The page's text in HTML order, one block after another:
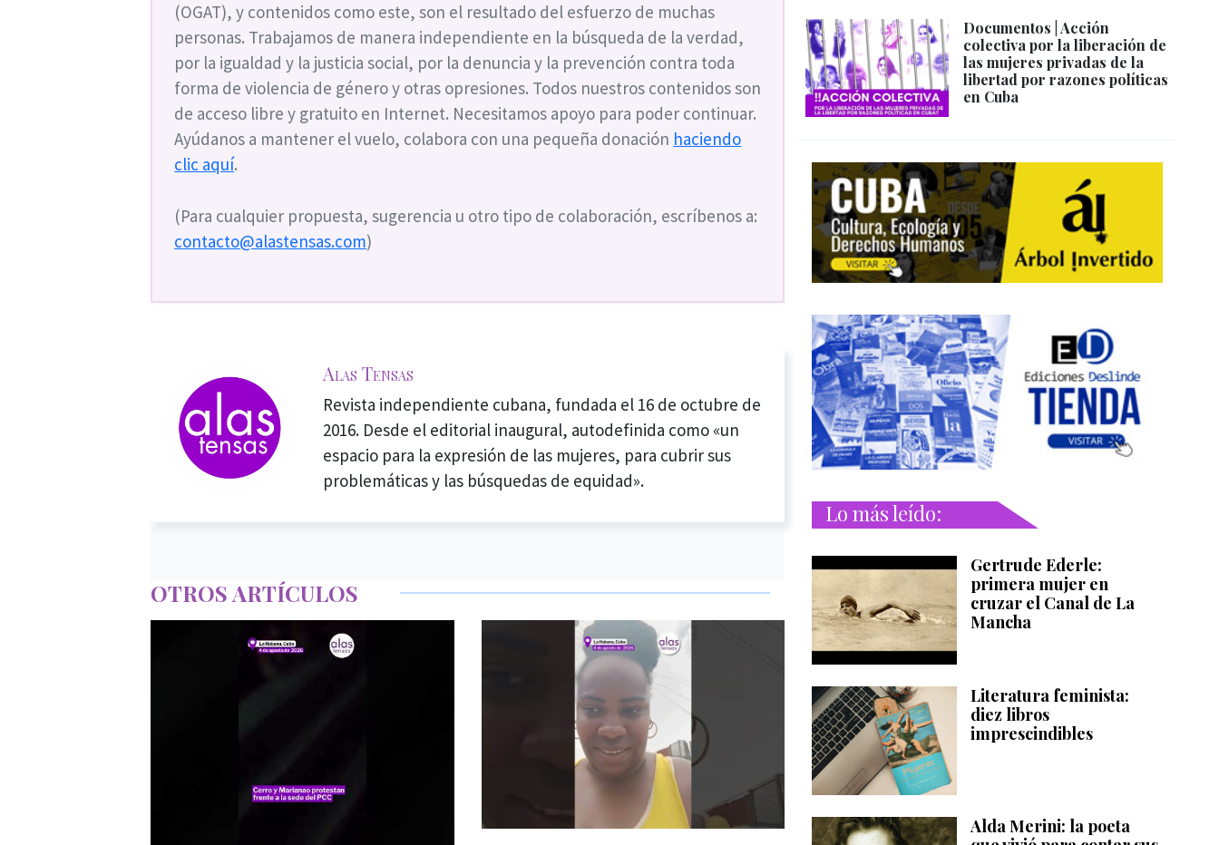
(OGAT), y contenidos como este, son el resultado del esfuerzo de muchas
personas. Trabajamos de manera independiente en la búsqueda de la verdad,
por la igualdad y la justicia social, por la denuncia y la prevención contra toda
forma de violencia de género y otras opresiones. Todos nuestros contenidos son
de acceso libre y gratuito en Internet. Necesitamos apoyo para poder continuar.
Ayúdanos a mantener el vuelo, colabora con una pequeña donación haciendo
clic aquí.
(Para cualquier propuesta, sugerencia u otro tipo de colaboración, escríbenos a:
contacto@alastensas.com)
Alas Tensas
Revista independiente cubana, fundada el 16 de octubre de
2016. Desde el editorial inaugural, autodefinida como «un
espacio para la expresión de las mujeres, para cubrir sus
problemáticas y las búsquedas de equidad».
OTROS ARTÍCULOS
Documentos | Acción
colectiva por la liberación de
las mujeres privadas de la
libertad por razones políticas
en Cuba
Lo más leído:
Gertrude Ederle:
primera mujer en
cruzar el Canal de La
Mancha
Literatura feminista:
diez libros
imprescindibles
Alda Merini: la poeta